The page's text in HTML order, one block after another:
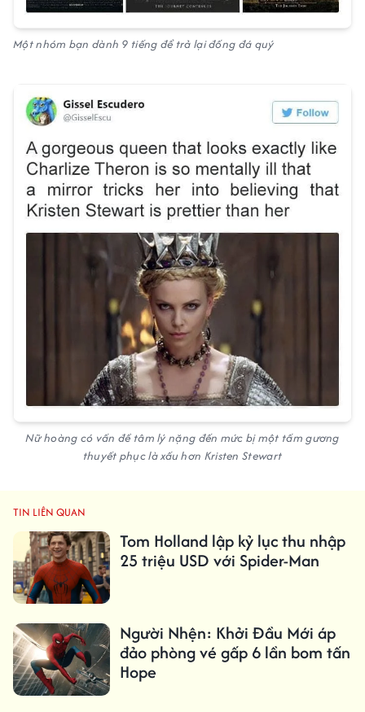
Một nhóm bạn dành 9 tiếng để trả lại đống đá quý
Nữ hoàng có vấn đề tâm lý nặng đến mức bị một tấm gương
thuyết phục là xấu hơn Kristen Stewart
TIN LIÊN QUAN
Tom Holland lập kỷ lục thu nhập
25 triệu USD với Spider-Man
Người Nhện: Khởi Đầu Mới áp
đảo phòng vé gấp 6 lần bom tấn
Hope